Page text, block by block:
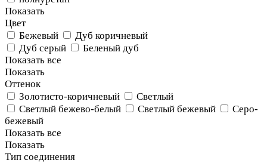
Показать
Цвет
Бежевый
Дуб коричневый
Дуб серый
Беленый дуб
Показать все
Показать
Оттенок
Золотисто-коричневый
Светлый
Светлый бежево-белый
Светлый бежевый
Серо-
бежевый
Показать все
Показать
Тип соединения